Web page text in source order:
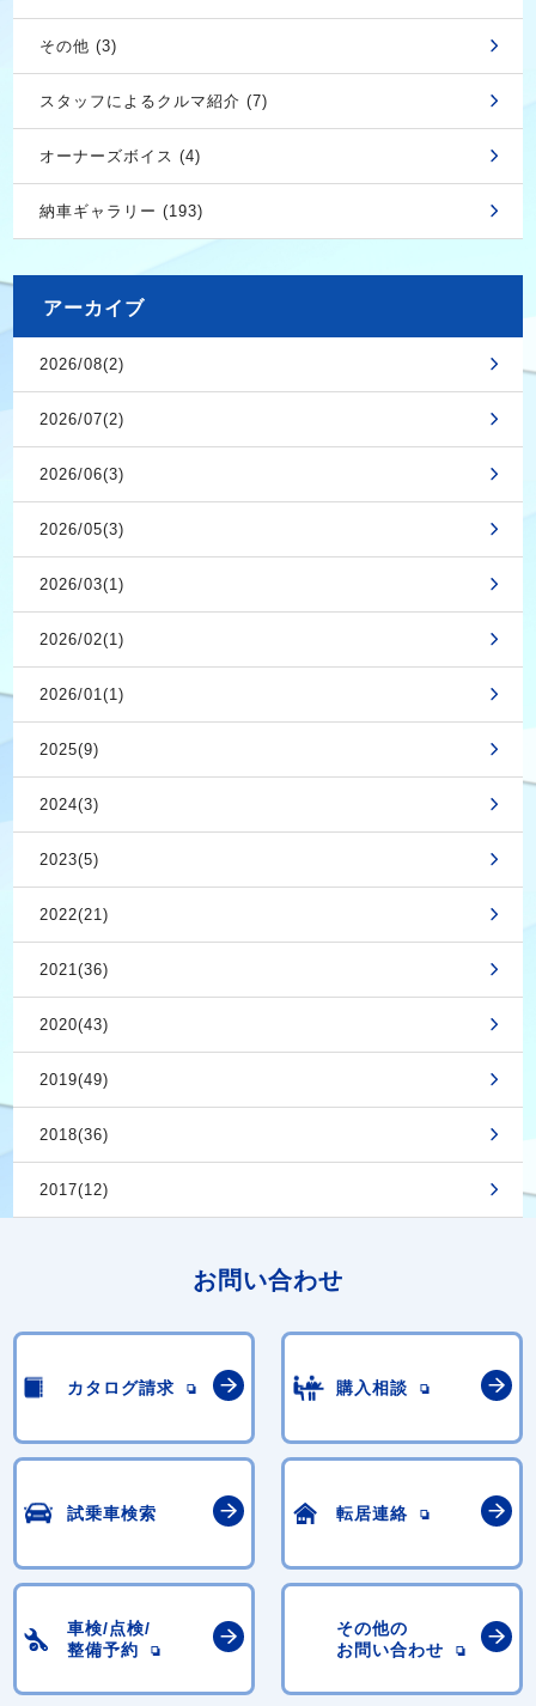
その他 (3)
スタッフによるクルマ紹介 (7)
オーナーズボイス (4)
納車ギャラリー (193)
アーカイブ
2026/08(2)
2026/07(2)
2026/06(3)
2026/05(3)
2026/03(1)
2026/02(1)
2026/01(1)
2025(9)
2024(3)
2023(5)
2022(21)
2021(36)
2020(43)
2019(49)
2018(36)
2017(12)
お問い合わせ
カタログ請求 購入相談
試乗車検索 転居連絡
車検/点検/
整備予約
その他の
お問い合わせ